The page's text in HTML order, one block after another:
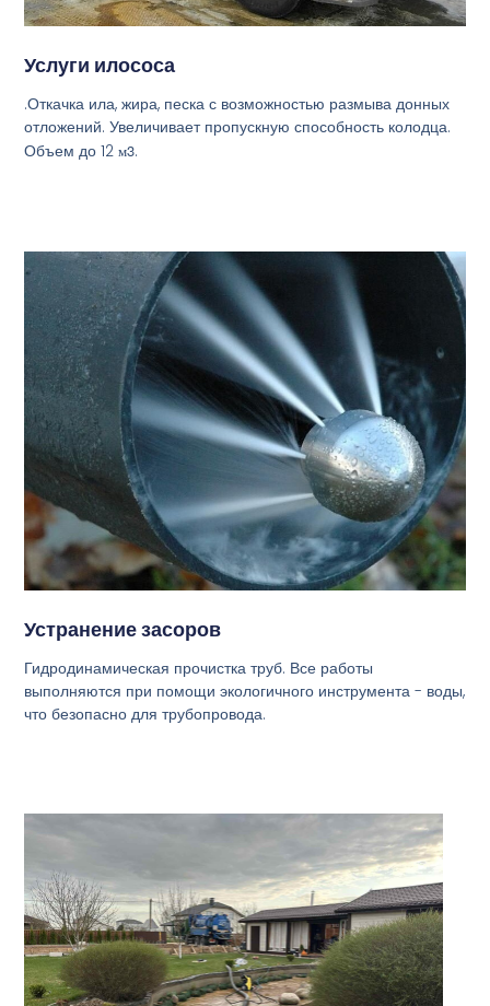
Услуги илососа
.Откачка ила, жира, песка с возможностью размыва донных
отложений. Увеличивает пропускную способность колодца.
Объем до 12м3.
Устранение засоров
Гидродинамическая прочистка труб. Все работы
выполняются при помощи экологичного инструмента - воды,
что безопасно для трубопровода.